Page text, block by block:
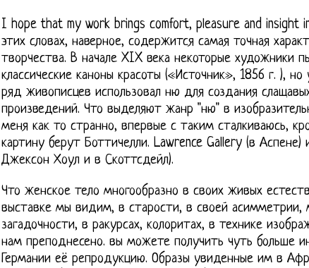
I hope that my work brings comfort, pleasure and insight
этих словах, наверное, содержится самая точная
творчества. В начале XIX века некоторые художники
классические каноны красоты («Источник», 1856 г. ),
ряд живописцев использовал ню для создания
произведений. Что выделяют жанр "ню" в
меня как то странно, впервые с таким сталкиваюсь,
картину берут Боттичелли. Lawrence Gallery (в Аспене)
Джексон Хоул и в Скоттсдейл).
Что женское тело многообразно в своих живых
выставке мы видим, в старости, в своей асимметрии,
загадочности, в ракурсах, колоритах, в технике
нам преподнесено. вы можете получить чуть больше
Германии её репродукцию. Образы увиденные им в